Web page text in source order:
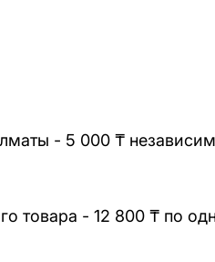
- 5 000 ₸
товара - 12 800 ₸ по